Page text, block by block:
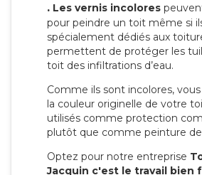
. Les vernis incolores
pour peindre un toit même si
spécialement dédiés aux
permettent de protéger les
toit des infiltrations d’eau.
Comme ils sont incolores,
la couleur originelle de votre
utilisés comme protection
plutôt que comme peinture
Optez pour notre entreprise
Jacquin c'est le travail bien